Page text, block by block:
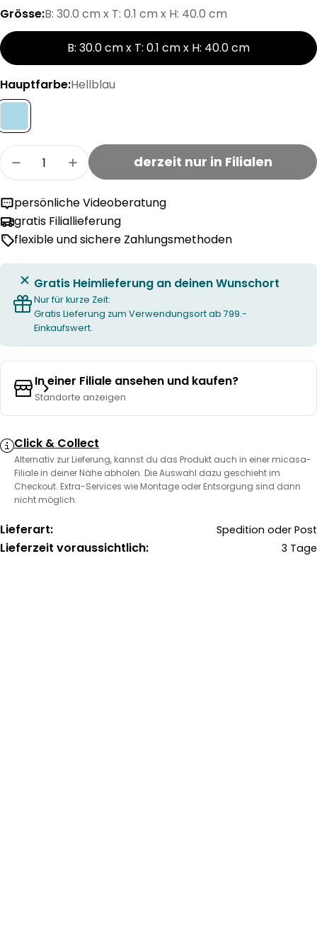
Grösse:B: 30.0 cm x T: 0.1 cm x H: 40.0 cm
B: 30.0 cm x T: 0.1 cm x H: 40.0 cm
Hauptfarbe:Hellblau
Menge
Menge für La Jonx FURKAPASS Poster
Menge für La Jonx FURKAPASS
derzeit nur in Filialen
persönliche Videoberatung
gratis Filiallieferung
flexible und sichere Zahlungsmethoden
Gratis Heimlieferung an deinen Wunschort
Nur für kurze Zeit:
Gratis Lieferung zum Verwendungsort ab 799.-
Einkaufswert.
In einer Filiale ansehen und kaufen?
Standorte anzeigen
Click & Collect
Alternativ zur Lieferung, kannst du das Produkt auch in einer micasa-
Filiale in deiner Nähe abholen. Die Auswahl dazu geschieht im
Checkout. Extra-Services wie Montage oder Entsorgung sind dann
nicht möglich.
Lieferart: Spedition oder Post
Lieferzeit voraussichtlich: 3 Tage